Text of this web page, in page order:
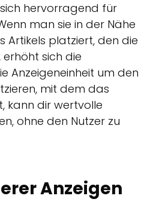
hervorragend für
man sie in der Nähe
Artikels platziert, den die
erhöht sich die
Anzeigeneinheit um den
mit dem das
kann dir wertvolle
ohne den Nutzer zu
Anzeigen